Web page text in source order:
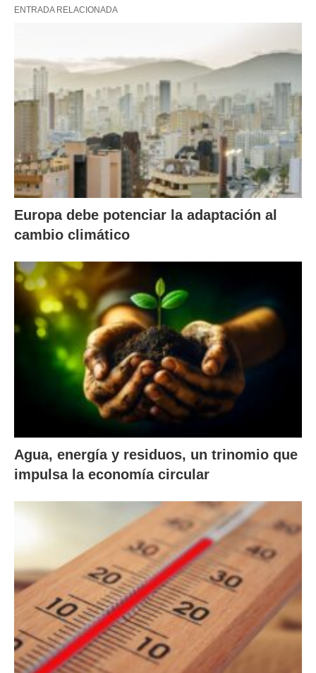
ENTRADA RELACIONADA
Europa debe potenciar la adaptación al
cambio climático
Agua, energía y residuos, un trinomio que
impulsa la economía circular